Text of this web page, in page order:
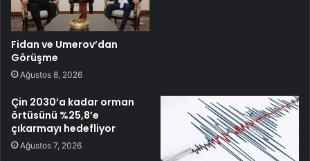
Fidan ve Umerov’dan
Görüşme
Ağustos 8, 2026
Çin 2030’a kadar orman
örtüsünü %25,8’e
çıkarmayı hedefliyor
Ağustos 7, 2026